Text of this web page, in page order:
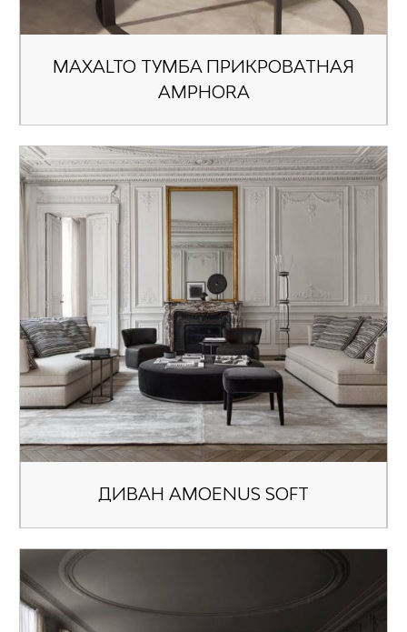
MAXALTO ТУМБА ПРИКРОВАТНАЯ
AMPHORA
ДИВАН AMOENUS SOFT